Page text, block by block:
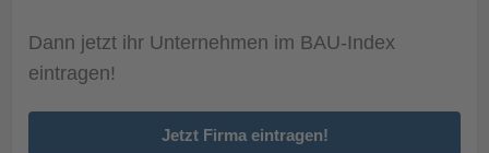
Dann jetzt ihr Unternehmen im BAU-Index
eintragen!
Jetzt Firma eintragen!